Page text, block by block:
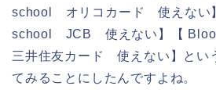
school オリコカード 使えない
school JCB 使えない】【
三井住友カード 使えない】とい
てみることにしたんですよね。